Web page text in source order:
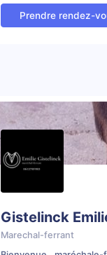
Prendre rendez-
Gistelinck
Marechal-ferrant